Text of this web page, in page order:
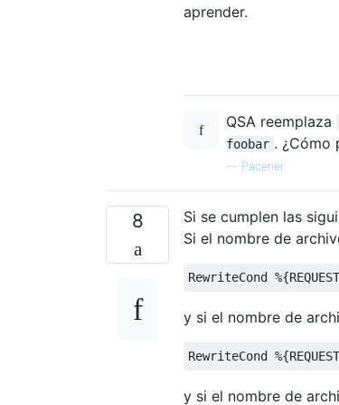
aprender.
QSA reemplaza
foobar . ¿Cómo
— Pacerier
8
Si se cumplen las
Si el nombre de
y si el nombre de
y si el nombre de